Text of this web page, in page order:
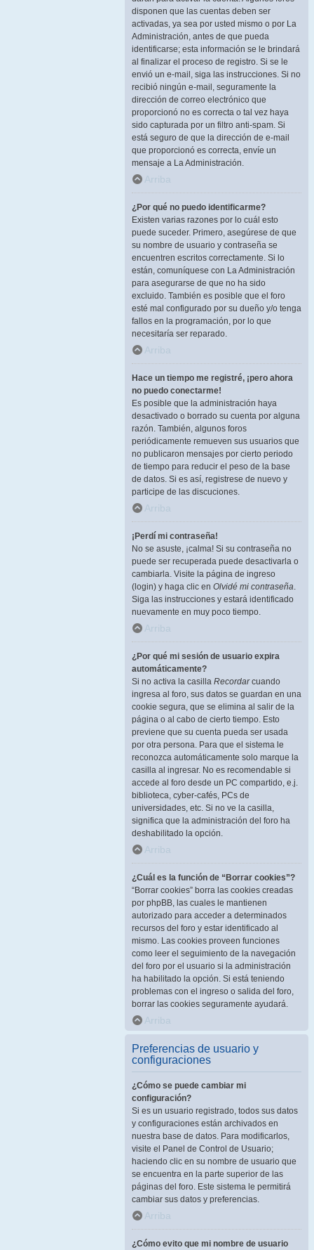
disponen que las cuentas deben ser
activadas, ya sea por usted mismo o por La
Administración, antes de que pueda
identificarse; esta información se le brindará
al finalizar el proceso de registro. Si se le
envió un e-mail, siga las instrucciones. Si no
recibió ningún e-mail, seguramente la
dirección de correo electrónico que
proporcionó no es correcta o tal vez haya
sido capturada por un filtro anti-spam. Si
está seguro de que la dirección de e-mail
que proporcionó es correcta, envíe un
mensaje a La Administración.
Arriba
¿Por qué no puedo identificarme?
Existen varias razones por lo cuál esto
puede suceder. Primero, asegúrese de que
su nombre de usuario y contraseña se
encuentren escritos correctamente. Si lo
están, comuníquese con La Administración
para asegurarse de que no ha sido
excluido. También es posible que el foro
esté mal configurado por su dueño y/o tenga
fallos en la programación, por lo que
necesitaría ser reparado.
Arriba
Hace un tiempo me registré, ¡pero ahora
no puedo conectarme!
Es posible que la administración haya
desactivado o borrado su cuenta por alguna
razón. También, algunos foros
periódicamente remueven sus usuarios que
no publicaron mensajes por cierto periodo
de tiempo para reducir el peso de la base
de datos. Si es así, registrese de nuevo y
participe de las discuciones.
Arriba
¡Perdí mi contraseña!
No se asuste, ¡calma! Si su contraseña no
puede ser recuperada puede desactivarla o
cambiarla. Visite la página de ingreso
(login) y haga clic en Olvidé mi contraseña.
Siga las instrucciones y estará identificado
nuevamente en muy poco tiempo.
Arriba
¿Por qué mi sesión de usuario expira
automáticamente?
Si no activa la casilla Recordarcuando
ingresa al foro, sus datos se guardan en una
cookie segura, que se elimina al salir de la
página o al cabo de cierto tiempo. Esto
previene que su cuenta pueda ser usada
por otra persona. Para que el sistema le
reconozca automáticamente solo marque la
casilla al ingresar. No es recomendable si
accede al foro desde un PC compartido, e.j.
biblioteca, cyber-cafés, PCs de
universidades, etc. Si no ve la casilla,
significa que la administración del foro ha
deshabilitado la opción.
Arriba
¿Cuál es la función de “Borrar cookies”?
“Borrar cookies” borra las cookies creadas
por phpBB, las cuales le mantienen
autorizado para acceder a determinados
recursos del foro y estar identificado al
mismo. Las cookies proveen funciones
como leer el seguimiento de la navegación
del foro por el usuario si la administración
ha habilitado la opción. Si está teniendo
problemas con el ingreso o salida del foro,
borrar las cookies seguramente ayudará.
Arriba
Preferencias de usuario y
configuraciones
¿Cómo se puede cambiar mi
configuración?
Si es un usuario registrado, todos sus datos
y configuraciones están archivados en
nuestra base de datos. Para modificarlos,
visite el Panel de Control de Usuario;
haciendo clic en su nombre de usuario que
se encuentra en la parte superior de las
páginas del foro. Este sistema le permitirá
cambiar sus datos y preferencias.
Arriba
¿Cómo evito que mi nombre de usuario